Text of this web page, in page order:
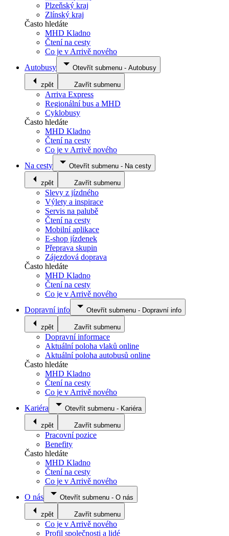
Plzeňský kraj
Zlínský kraj
Často hledáte
MHD Kladno
Čtení na cesty
Co je v Arrivě nového
Autobusy
Otevřít submenu - Autobusy
zpět Zavřít submenu
Arriva Express
Regionální bus a MHD
Cyklobusy
Často hledáte
MHD Kladno
Čtení na cesty
Co je v Arrivě nového
Na cesty
Otevřít submenu - Na cesty
zpět Zavřít submenu
Slevy z jízdného
Výlety a inspirace
Servis na palubě
Čtení na cesty
Mobilní aplikace
E-shop jízdenek
Přeprava skupin
Zájezdová doprava
Často hledáte
MHD Kladno
Čtení na cesty
Co je v Arrivě nového
Dopravní info
Otevřít submenu - Dopravní info
zpět Zavřít submenu
Dopravní informace
Aktuální poloha vlaků online
Aktuální poloha autobusů online
Často hledáte
MHD Kladno
Čtení na cesty
Co je v Arrivě nového
Kariéra
Otevřít submenu - Kariéra
zpět Zavřít submenu
Pracovní pozice
Benefity
Často hledáte
MHD Kladno
Čtení na cesty
Co je v Arrivě nového
O nás
Otevřít submenu - O nás
zpět Zavřít submenu
Co je v Arrivě nového
Profil společnosti a lidé